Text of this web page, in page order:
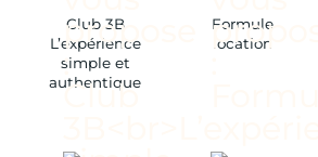
Club 3B
L’expérience
simple et
authentique
Formule
location